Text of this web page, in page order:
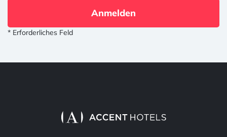
Anmelden
* Erforderliches Feld